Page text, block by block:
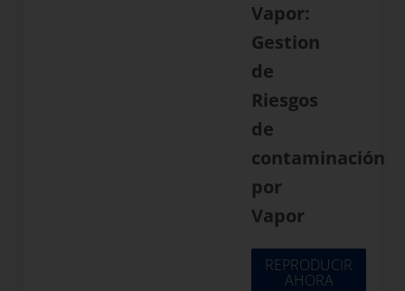
Vapor:
Gestion
de
Riesgos
de
contaminación
por
Vapor
REPRODUCIR
AHORA